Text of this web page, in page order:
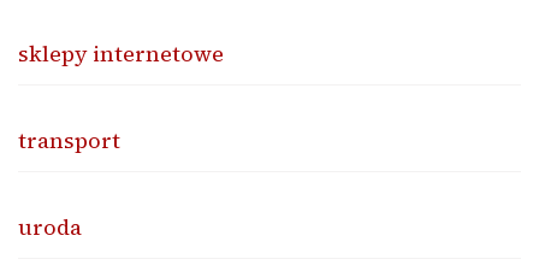
sklepy internetowe
transport
uroda